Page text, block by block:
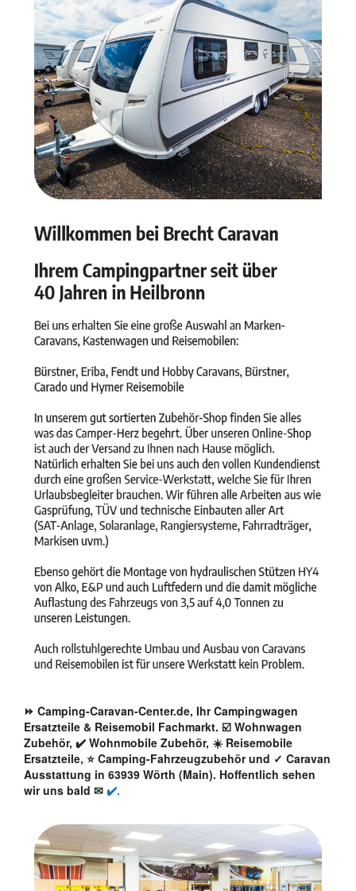
⏩ Camping-Caravan-Center.de, Ihr Campingwagen
Ersatzteile & Reisemobil Fachmarkt. ☑️ Wohnwagen
Zubehör, ✔️ Wohnmobile Zubehör, ☀️ Reisemobile
Ersatzteile, ⭐ Camping-Fahrzeugzubehör und ✓ Caravan
Ausstattung in 63939 Wörth (Main). Hoffentlich sehen
wir uns bald ✉ ✔️.